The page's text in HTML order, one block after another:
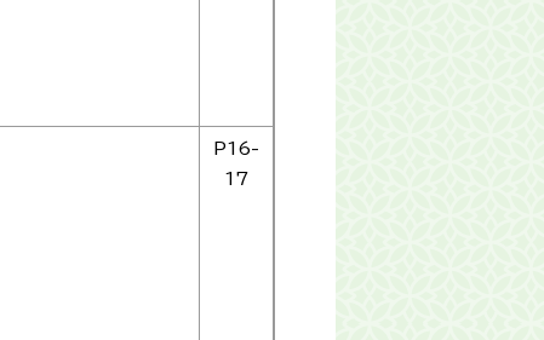
P16-
17